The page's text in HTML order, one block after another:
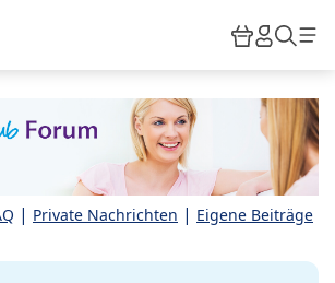
HiPP
| Private Nachrichten | Eigene Beiträge